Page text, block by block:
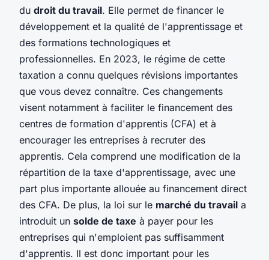
du droit du travail. Elle permet de financer le
développement et la qualité de l'apprentissage et
des formations technologiques et
professionnelles. En 2023, le régime de cette
taxation a connu quelques révisions importantes
que vous devez connaître. Ces changements
visent notamment à faciliter le financement des
centres de formation d'apprentis (CFA) et à
encourager les entreprises à recruter des
apprentis. Cela comprend une modification de la
répartition de la taxe d'apprentissage, avec une
part plus importante allouée au financement direct
des CFA. De plus, la loi sur le marché du travail a
introduit un solde de taxe à payer pour les
entreprises qui n'emploient pas suffisamment
d'apprentis. Il est donc important pour les